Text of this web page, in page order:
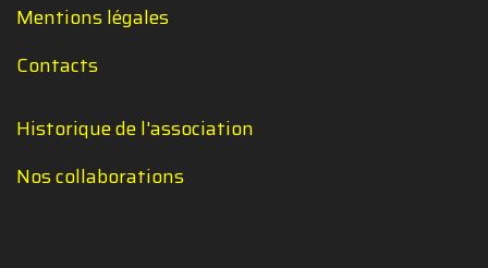
Mentions légales
Contacts
Historique de l'association
Nos collaborations